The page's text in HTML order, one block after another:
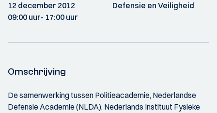
12 december 2012
09:00 uur- 17:00 uur
Defensie en Veiligheid
Omschrijving
De samenwerking tussen Politieacademie, Nederlandse
Defensie Academie (NLDA), Nederlands Instituut Fysieke